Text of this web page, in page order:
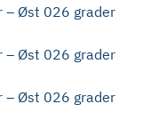
– Øst 026 grader
– Øst 026 grader
– Øst 026 grader